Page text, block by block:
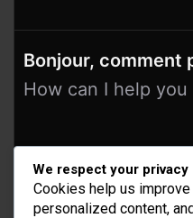
Bonjour, comment
How can I help you
We respect your privacy
Cookies help us
personalized content,